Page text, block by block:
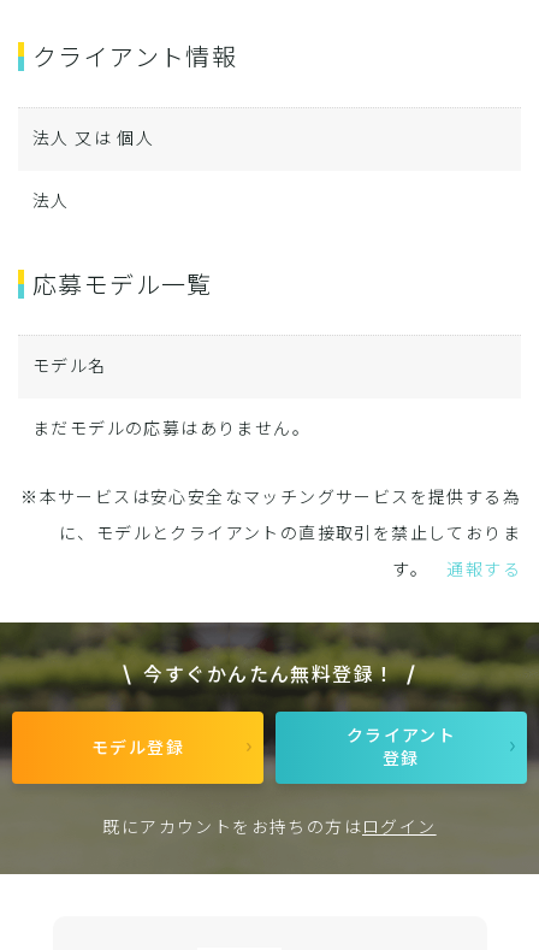
クライアント情報
法人 又は 個人
法人
応募モデル一覧
モデル名
まだモデルの応募はありません。
※本サービスは安心安全なマッチングサービスを提供する為
に、モデルとクライアントの直接取引を禁止しておりま
す。通報する
今すぐかんたん無料登録！
モデル登録
クライアント
登録
既にアカウントをお持ちの方はログイン